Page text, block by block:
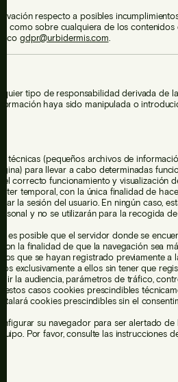
respecto a posibles
como sobre cualquiera de los
gdpr@urbidermis.com
tipo de responsabilidad derivada de
haya sido manipulada o
técnicas (pequeños archivos de
para llevar a cabo determinadas
el correcto funcionamiento y visualización
temporal, con la única finalidad de
la sesión del usuario. En ningún caso,
y no se utilizarán para la recogida
es posible que el servidor donde se
la finalidad de que la navegación sea
que se hayan registrado previamente a
exclusivamente a ellos sin tener que
la audiencia, parámetros de tráfico,
estos casos cookies prescindibles
cookies prescindibles sin el
su navegador para ser alertado
Por favor, consulte las instrucciones